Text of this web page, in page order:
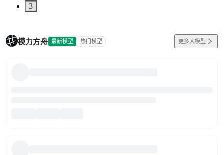
3
模力方舟 最新模型 热门模型 更多大模型